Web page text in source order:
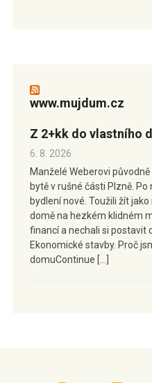
www.mujdum.cz
Z 2+kk do vlastního
6. 8. 2026
Manželé Weberovi
bytě v rušné části Plzně.
bydlení nové. Toužili žít
domě na hezkém klidném
financí a nechali si postavit
Ekonomické stavby. Proč
domuContinue […]